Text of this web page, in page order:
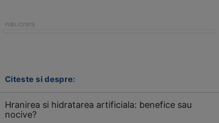
Citeste si despre:
Hranirea si hidratarea artificiala: benefice sau
nocive?